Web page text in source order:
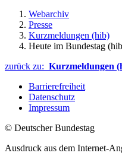
Webarchiv
Presse
Kurzmeldungen (hib)
Heute im Bundestag
zurück zu: Kurzmeldungen
Barrierefreiheit
Datenschutz
Impressum
© Deutscher Bundestag
Ausdruck aus dem Internet-